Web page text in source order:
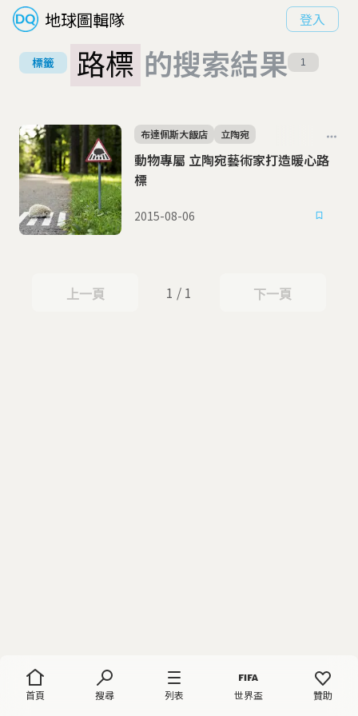
地球圖輯隊 登入
首頁 搜尋 列表 世界盃 贊助
標籤 路標 的搜索結果 1
動物專屬 立陶宛藝術家打造暖心路
標
布達佩斯大飯店 立陶宛
2015-08-06
上一頁
上一頁 1 / 1 下一頁
下一頁